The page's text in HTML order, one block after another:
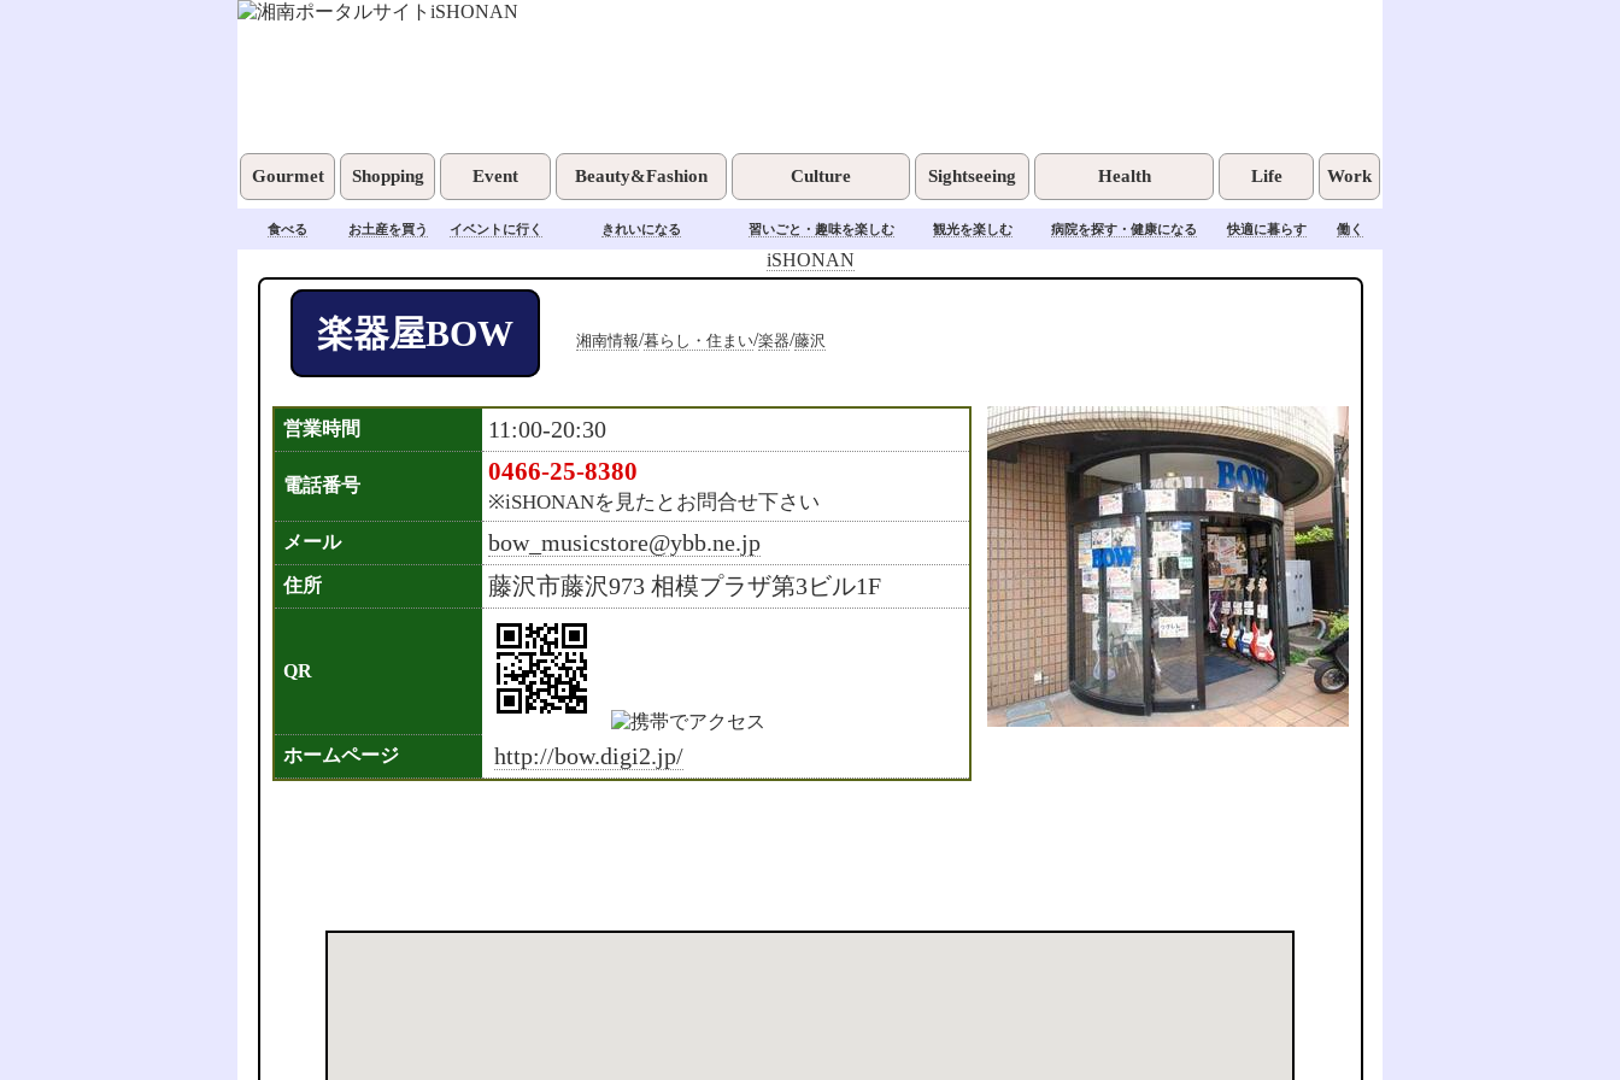
Gourmet Shopping Event Beauty&Fashion Culture Sightseeing Health Life Work
食べる お土産を買う イベントに行く きれいになる 習いごと・趣味を楽しむ 観光を楽しむ 病院を探す・健康になる 快適に暮らす 働く
iSHONAN
楽器屋BOW 湘南情報/暮らし・住まい/楽器/藤沢
営業時間 11:00-20:30
電話番号 0466-25-8380
※iSHONANを見たとお問合せ下さい
メール bow_musicstore@ybb.ne.jp
住所 藤沢市藤沢973 相模プラザ第3ビル1F
QR
ホームページ http://bow.digi2.jp/